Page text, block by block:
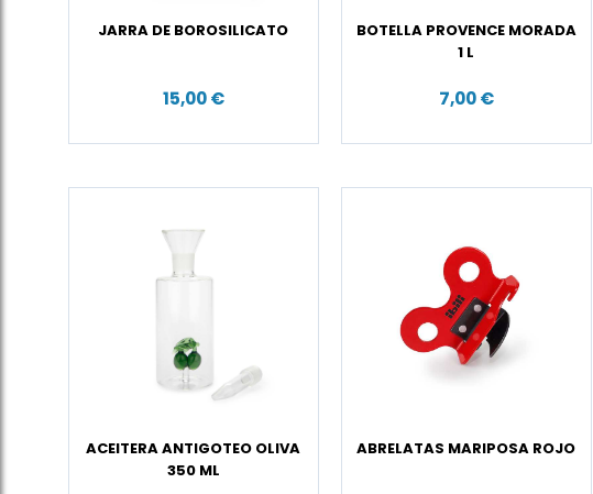
JARRA DE BOROSILICATO
15,00 €
BOTELLA PROVENCE MORADA
1 L
7,00 €
ACEITERA ANTIGOTEO OLIVA
350 ML
ABRELATAS MARIPOSA ROJO